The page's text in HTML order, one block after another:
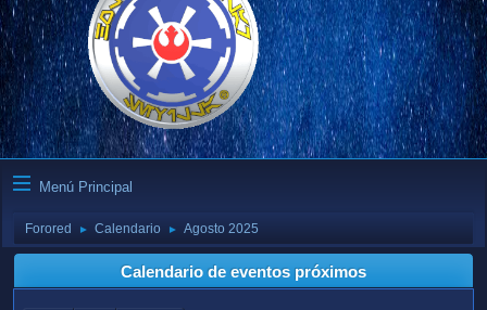
Menú Principal
Forored ► Calendario ► Agosto 2025
Calendario de eventos próximos